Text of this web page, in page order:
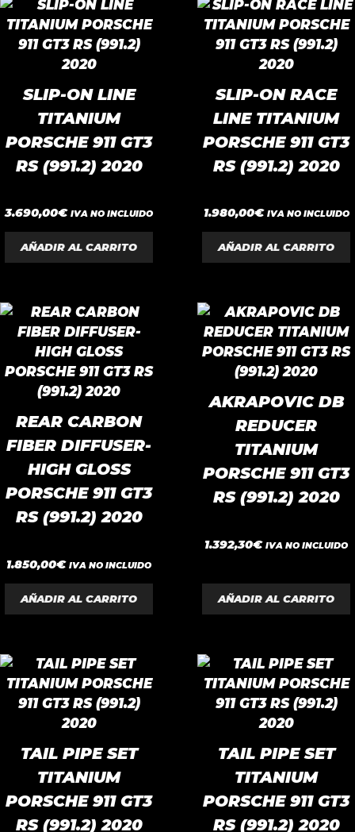
SLIP-ON LINE
TITANIUM
PORSCHE 911 GT3
RS (991.2) 2020
0
d
e
5
3.690,00€ IVA NO INCLUIDO
AÑADIR AL CARRITO
SLIP-ON RACE
LINE TITANIUM
PORSCHE 911 GT3
RS (991.2) 2020
0
d
e
5
1.980,00€ IVA NO INCLUIDO
AÑADIR AL CARRITO
REAR CARBON
FIBER DIFFUSER-
HIGH GLOSS
PORSCHE 911 GT3
RS (991.2) 2020
0
d
e
5
1.850,00€ IVA NO INCLUIDO
AÑADIR AL CARRITO
AKRAPOVIC DB
REDUCER
TITANIUM
PORSCHE 911 GT3
RS (991.2) 2020
0
d
1.392,30€ IVA NO INCLUIDO
AÑADIR AL CARRITO
TAIL PIPE SET
TITANIUM
PORSCHE 911 GT3
RS (991.2) 2020
TAIL PIPE SET
TITANIUM
PORSCHE 911 GT3
RS (991.2) 2020